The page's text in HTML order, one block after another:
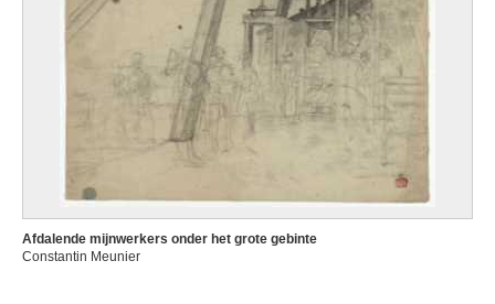
Afdalende mijnwerkers onder het grote gebinte
Constantin Meunier